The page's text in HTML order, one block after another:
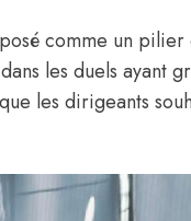
comme un
les duels ayant
les dirigeants